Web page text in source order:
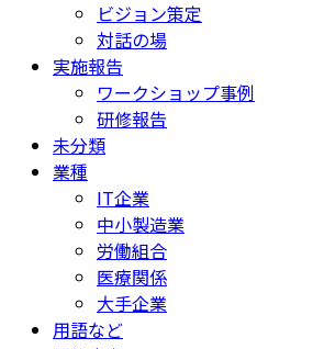
ビジョン策定
対話の場
実施報告
ワークショップ事例
研修報告
未分類
業種
IT企業
中小製造業
労働組合
医療関係
大手企業
用語など